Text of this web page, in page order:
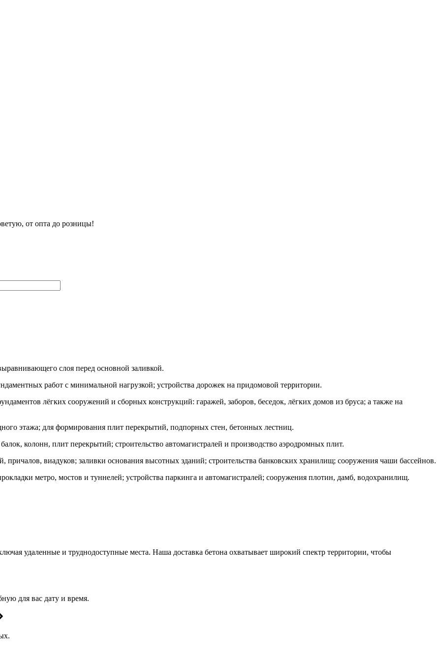
от опта до розницы!
слоя перед основной заливкой.
работ с минимальной нагрузкой; устройства дорожек на придомовой территории.
лёгких сооружений и сборных конструкций: гаражей, заборов, беседок, лёгких домов из бруса; а также на
этажа; для формирования плит перекрытий, подпорных стен, бетонных лестниц.
колонн, плит перекрытий; строительство автомагистралей и производство аэродромных плит.
виадуков; заливки основания высотных зданий; строительства банковских хранилищ; сооружения чаши бассейнов.
метро, мостов и туннелей; устройства паркинга и автомагистралей; сооружения плотин, дамб, водохранилищ.
удаленные и труднодоступные места. Наша доставка бетона охватывает широкий спектр территории, чтобы
для вас дату и время.